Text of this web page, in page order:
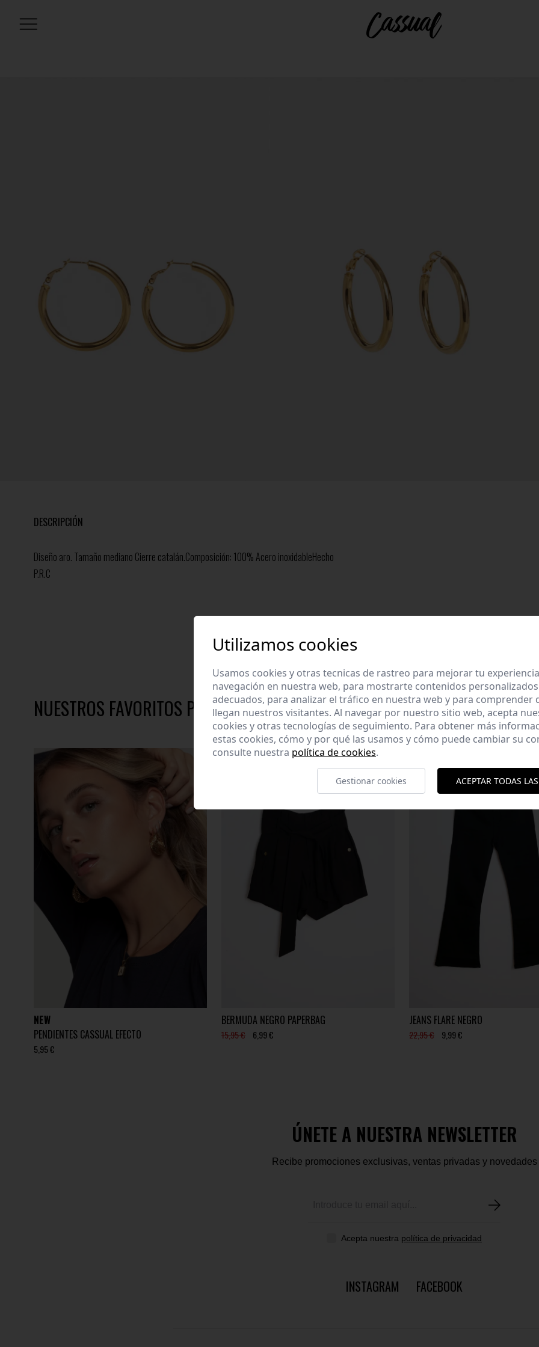
DESCRIPCIÓN
Diseño aro. Tamaño mediano Cierre catalán.Composición: 100% Acero inoxidableHecho
P.R.C
NUESTROS FAVORITOS PARA TÍ
NEW
PENDIENTES CASSUAL EFECTO
5,95 €
BERMUDA NEGRO PAPERBAG
15,95 € 6,99 €
JEANS FLARE NEGRO
22,95 € 9,99 €
ÚNETE A NUESTRA NEWSLETTER
Recibe promociones exclusivas, ventas privadas y novedades
Acepta nuestra política de privacidad
INSTAGRAM FACEBOOK
Utilizamos cookies
Usamos cookies y otras tecnicas de rastreo para mejorar tu
navegación en nuestra web, para mostrarte contenidos
adecuados, para analizar el tráfico en nuestra web y para comprender
llegan nuestros visitantes. Al navegar por nuestro sitio web, acepta
cookies y otras tecnologías de seguimiento. Para obtener más
estas cookies, cómo y por qué las usamos y cómo puede cambiar su
consulte nuestra política de cookies.
Gestionar cookies ACEPTAR TODAS